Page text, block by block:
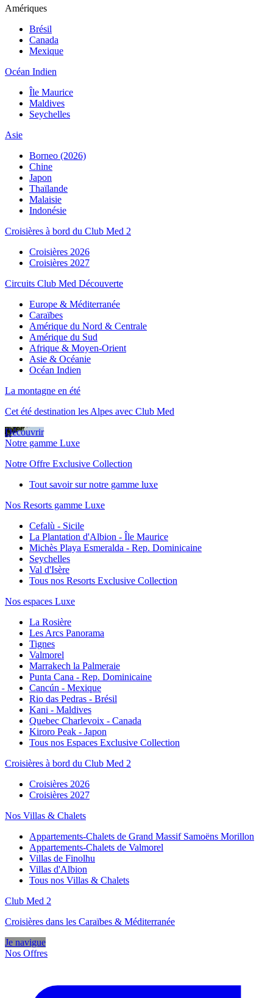
Amériques
Brésil
Canada
Mexique
Océan Indien
Île Maurice
Maldives
Seychelles
Asie
Borneo (2026)
Chine
Japon
Thaïlande
Malaisie
Indonésie
Croisières à bord du Club Med 2
Croisières 2026
Croisières 2027
Circuits Club Med Découverte
Europe & Méditerranée
Caraïbes
Amérique du Nord & Centrale
Amérique du Sud
Afrique & Moyen-Orient
Asie & Océanie
Océan Indien
La montagne en été
Cet été destination les Alpes avec Club Med
Découvrir
Notre gamme Luxe
Notre Offre Exclusive Collection
Tout savoir sur notre gamme luxe
Nos Resorts gamme Luxe
Cefalù - Sicile
La Plantation d'Albion - Île Maurice
Michès Playa Esmeralda - Rep. Dominicaine
Seychelles
Val d'Isère
Tous nos Resorts Exclusive Collection
Nos espaces Luxe
La Rosière
Les Arcs Panorama
Tignes
Valmorel
Marrakech la Palmeraie
Punta Cana - Rep. Dominicaine
Cancún - Mexique
Rio das Pedras - Brésil
Kani - Maldives
Quebec Charlevoix - Canada
Kiroro Peak - Japon
Tous nos Espaces Exclusive Collection
Croisières à bord du Club Med 2
Croisières 2026
Croisières 2027
Nos Villas & Chalets
Appartements-Chalets de Grand Massif Samoëns Morillon
Appartements-Chalets de Valmorel
Villas de Finolhu
Villas d'Albion
Tous nos Villas & Chalets
Club Med 2
Croisières dans les Caraïbes & Méditerranée
Je navigue
Nos Offres